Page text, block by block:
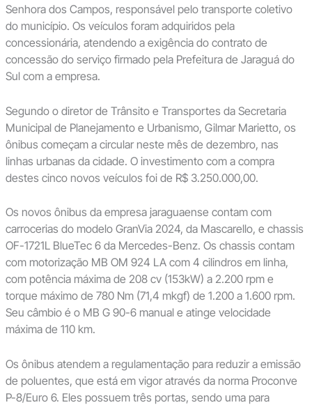
Senhora dos Campos, responsável pelo transporte coletivo
do município. Os veículos foram adquiridos pela
concessionária, atendendo a exigência do contrato de
concessão do serviço firmado pela Prefeitura de Jaraguá do
Sul com a empresa.
Segundo o diretor de Trânsito e Transportes da Secretaria
Municipal de Planejamento e Urbanismo, Gilmar Marietto, os
ônibus começam a circular neste mês de dezembro, nas
linhas urbanas da cidade. O investimento com a compra
destes cinco novos veículos foi de R$ 3.250.000,00.
Os novos ônibus da empresa jaraguaense contam com
carrocerias do modelo GranVia 2024, da Mascarello, e chassis
OF-1721L BlueTec 6 da Mercedes-Benz. Os chassis contam
com motorização MB OM 924 LA com 4 cilindros em linha,
com potência máxima de 208 cv (153kW) a 2.200 rpm e
torque máximo de 780 Nm (71,4 mkgf) de 1.200 a 1.600 rpm.
Seu câmbio é o MB G 90-6 manual e atinge velocidade
máxima de 110 km.
Os ônibus atendem a regulamentação para reduzir a emissão
de poluentes, que está em vigor através da norma Proconve
P-8/Euro 6. Eles possuem três portas, sendo uma para